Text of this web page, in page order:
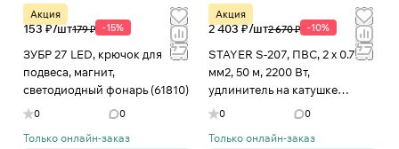
Акция
153 ₽/шт179 ₽ -15%
ЗУБР 27 LED, крючок для
подвеса, магнит,
светодиодный фонарь (61810)
0 0
Только онлайн-заказ
Акция
2 403 ₽/шт2 670 ₽ -10%
STAYER S-207, ПВС, 2 х 0.75
мм2, 50 м, 2200 Вт,
удлинитель на катушке
(55073-50)
0 0
Только онлайн-заказ